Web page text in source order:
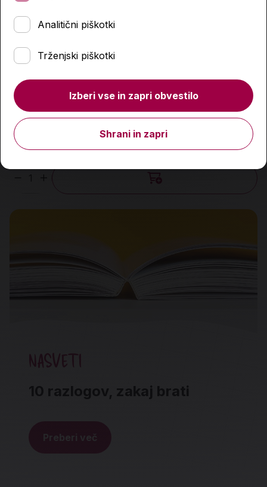
Bolha
27,90 €
17. 8. 2026*
NASVETI
10 razlogov, zakaj brati
Preberi več
Analitični piškotki
Trženjski piškotki
Izberi vse in zapri obvestilo
Shrani in zapri